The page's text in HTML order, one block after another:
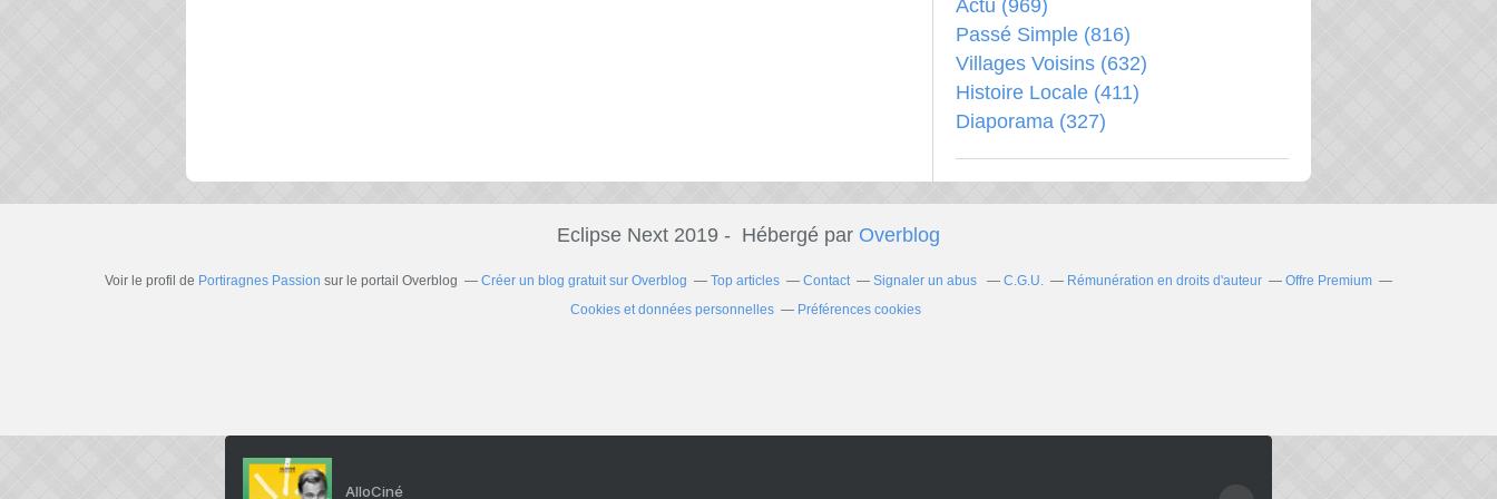
Actu (969)
Passé Simple (816)
Villages Voisins (632)
Histoire Locale (411)
Diaporama (327)
Eclipse Next 2019 - Hébergé par Overblog
Voir le profil de Portiragnes Passion sur le portail Overblog Créer un blog gratuit sur Overblog Top articles Contact Signaler un abus C.G.U. Rémunération en droits d'auteur
Offre Premium
Cookies et données personnelles
Préférences cookies
AlloCiné